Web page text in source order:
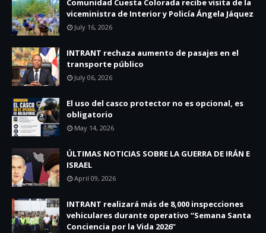
Comunidad Cuesta Colorada recibe visita de la
viceministra de Interior y Policía Ángela Jáquez
July 16, 2026
INTRANT rechaza aumento de pasajes en el
transporte público
July 06, 2026
El uso del casco protector no es opcional, es
obligatorio
May 14, 2026
ÚLTIMAS NOTICIAS SOBRE LA GUERRA DE IRÁN E
ISRAEL
April 09, 2026
INTRANT realizará más de 8,000 inspecciones
vehiculares durante operativo “Semana Santa
Conciencia por la Vida 2026”